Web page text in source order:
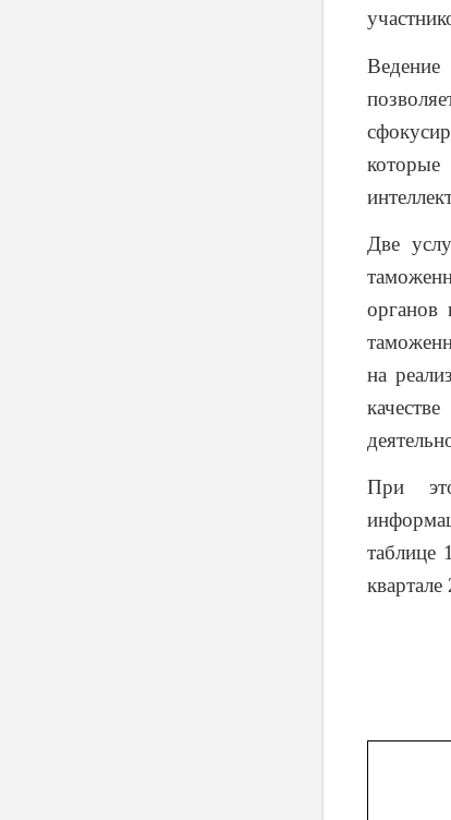
Две
органов
на
При
таблице